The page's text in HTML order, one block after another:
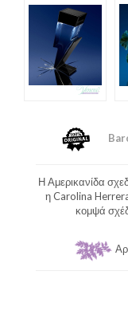
Η Αμερικανίδα
η Carolina Herrera
κομψά